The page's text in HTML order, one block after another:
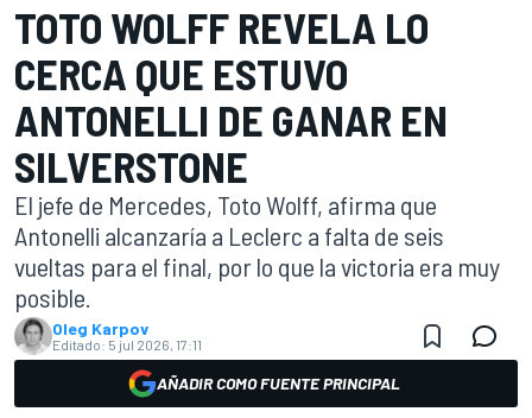
TOTO WOLFF REVELA LO
CERCA QUE ESTUVO
ANTONELLI DE GANAR EN
SILVERSTONE
El jefe de Mercedes, Toto Wolff, afirma que
Antonelli alcanzaría a Leclerc a falta de seis
vueltas para el final, por lo que la victoria era muy
posible.
Oleg Karpov
Editado: 5 jul 2026, 17:11
AÑADIR COMO FUENTE PRINCIPAL